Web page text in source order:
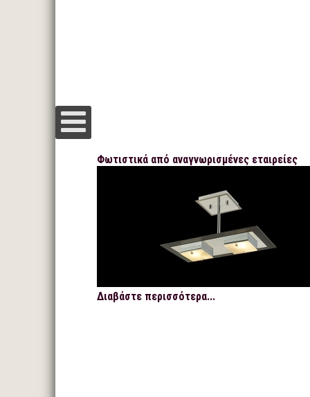
Φωτιστικά από αναγνωρισμένες εταιρείες
Διαβάστε περισσότερα...